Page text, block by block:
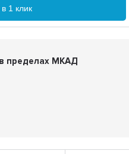
1 клик
пределах МКАД